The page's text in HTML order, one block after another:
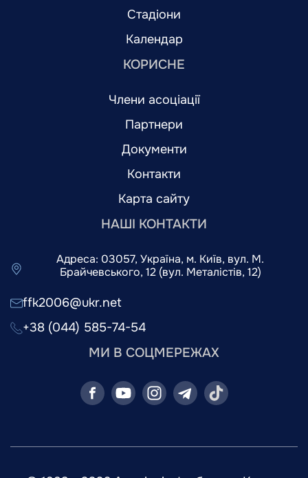
Стадіони
Календар
КОРИСНЕ
Члени асоціації
Партнери
Документи
Контакти
Карта сайту
НАШІ КОНТАКТИ
Адреса: 03057, Україна, м. Київ, вул. М.
Брайчевського, 12 (вул. Металістів, 12)
ffk2006@ukr.net
+38 (044) 585-74-54
МИ В СОЦМЕРЕЖАХ